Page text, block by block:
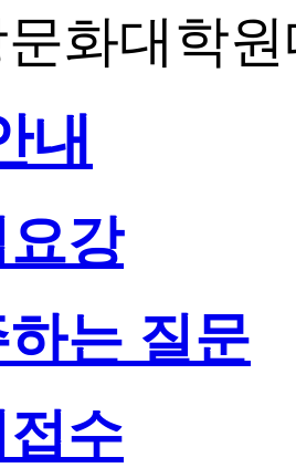
화대학
내
강
는 질문
수